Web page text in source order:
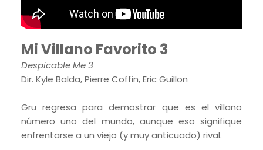
Mi Villano Favorito 3
Despicable Me 3
Dir. Kyle Balda, Pierre Coffin, Eric Guillon
Gru regresa para demostrar que es el villano
número uno del mundo, aunque eso signifique
enfrentarse a un viejo (y muy anticuado) rival.